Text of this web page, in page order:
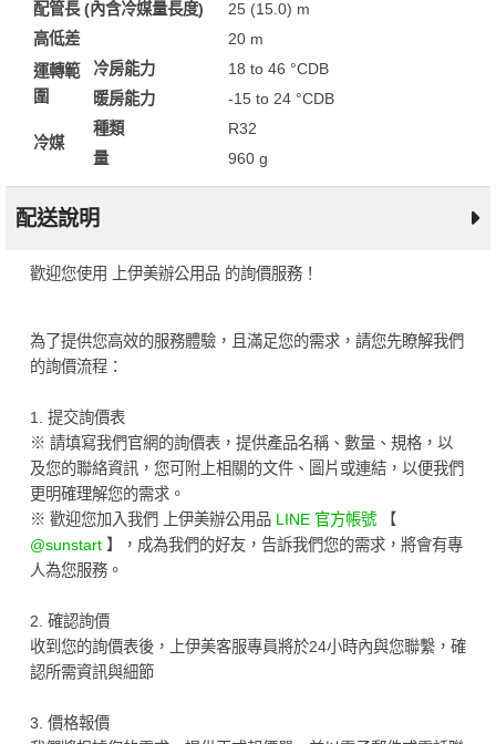
配管長 (內含冷媒量長度)
25 (15.0) m
高低差
20 m
運轉範
圍
冷房能力
18 to 46 °CDB
暖房能力
-15 to 24 °CDB
冷媒
種類
R32
量
960 g
配送說明
歡迎您使用 上伊美辦公用品 的詢價服務！
為了提供您高效的服務體驗，且滿足您的需求，請您先瞭解我們
的詢價流程：
1. 提交詢價表
※ 請填寫我們官網的詢價表，提供產品名稱、數量、規格，以
及您的聯絡資訊，您可附上相關的文件、圖片或連結，以便我們
更明確理解您的需求。
※ 歡迎您加入我們 上伊美辦公用品 LINE 官方帳號【
@sunstart】，成為我們的好友，告訴我們您的需求，將會有專
人為您服務。
2. 確認詢價
收到您的詢價表後，上伊美客服專員將於24小時內與您聯繫，確
認所需資訊與細節
3. 價格報價